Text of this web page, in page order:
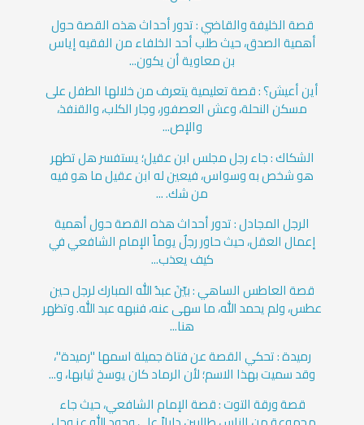
قصة الخليفة والقاضي : تدور أحداث هذه القصة حول
أهمية الصدق، حيث طلب أحد الخلفاء من الفقيه إياس
بن معاوية أن يكون...
أين أعيش؟ : قصة تعليمية يتعرف من خلالها الطفل على
مسكن النحلة، وعش العصفور، وجار الكلب، والقنفذ،
والإص...
الشكاك : جاء رجل مجلس ابن عقيل؛ يستفسر هل تطهر
هو شخص به وسواس، فيعين له ابن عقيل ما هو فيه
من شك. ...
الرجل المجادل : تدور أحداث هذه القصة حول أهمية
إعمال العقل، حيث حاور رجلٌ يوماً الإمام الشافعي في
كيف يعذب...
قصة العاطس الساهي : بيّنَ عبدُ الله المبارك لرجل حين
عطس، ولم يحمد الله، ما سهى عنه، فنبهه عبد الله. وتظهر
هنا...
رميدة : تحكي القصة عن فتاة جميلة اسمها "رميدة"،
وقد سميت بهذا الاسم؛ لأن الرماد كان يوسخ ثيابها، و...
قصة ورقة التوت : قصة الإمام الشافعي، حيث جاء